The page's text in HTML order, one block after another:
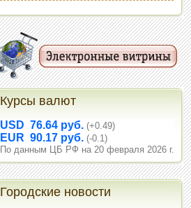
Курсы валют
USD 76.64 руб. (+0.49)
EUR 90.17 руб. (-0.1)
По данным ЦБ РФ на 20 февраля 2026 г.
Городские новости